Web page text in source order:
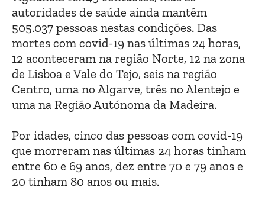
autoridades de saúde ainda mantêm
505.037 pessoas nestas condições. Das
mortes com covid-19 nas últimas 24 horas,
12 aconteceram na região Norte, 12 na zona
de Lisboa e Vale do Tejo, seis na região
Centro, uma no Algarve, três no Alentejo e
uma na Região Autónoma da Madeira.
Por idades, cinco das pessoas com covid-19
que morreram nas últimas 24 horas tinham
entre 60 e 69 anos, dez entre 70 e 79 anos e
20 tinham 80 anos ou mais.